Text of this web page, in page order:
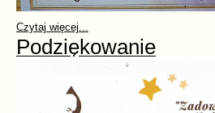
Czytaj więcej...
Podziękowanie